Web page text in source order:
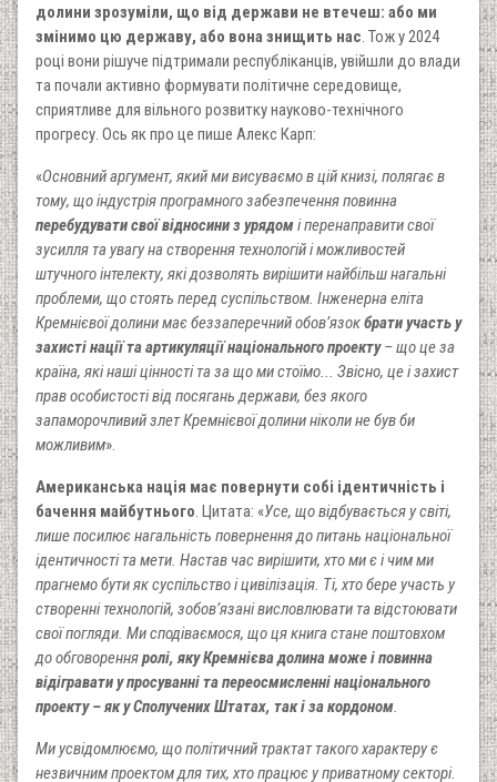
долини зрозуміли, що від держави не втечеш: або ми
змінимо цю державу, або вона знищить нас. Тож у 2024
році вони рішуче підтримали республіканців, увійшли до влади
та почали активно формувати політичне середовище,
сприятливе для вільного розвитку науково-технічного
прогресу. Ось як про це пише Алекс Карп:
«Основний аргумент, який ми висуваємо в цій книзі, полягає в
тому, що індустрія програмного забезпечення повинна
перебудувати свої відносини з урядомі перенаправити свої
зусилля та увагу на створення технологій і можливостей
штучного інтелекту, які дозволять вирішити найбільш нагальні
проблеми, що стоять перед суспільством. Інженерна еліта
Кремнієвої долини має беззаперечний обов’язокбрати участь у
захисті нації та артикуляції національного проекту– що це за
країна, які наші цінності та за що ми стоїмо... Звісно, це і захист
прав особистості від посягань держави, без якого
запаморочливий злет Кремнієвої долини ніколи не був би
можливим».
Американська нація має повернути собі ідентичність і
бачення майбутнього. Цитата: «Усе, що відбувається у світі,
лише посилює нагальність повернення до питань національної
ідентичності та мети. Настав час вирішити, хто ми є і чим ми
прагнемо бути як суспільство і цивілізація. Ті, хто бере участь у
створенні технологій, зобов’язані висловлювати та відстоювати
свої погляди. Ми сподіваємося, що ця книга стане поштовхом
до обговоренняролі, яку Кремнієва долина може і повинна
відігравати у просуванні та переосмисленні національного
проекту – як у Сполучених Штатах, так і за кордоном.
Ми усвідомлюємо, що політичний трактат такого характеру є
незвичним проектом для тих, хто працює у приватному секторі.